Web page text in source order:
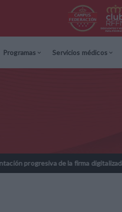
Programas Servicios médicos
de la firma digitalizada en las